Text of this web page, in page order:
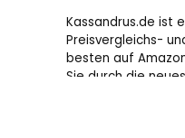
Kassandrus.de ist
Preisvergleichs-
besten auf
Sie durch die